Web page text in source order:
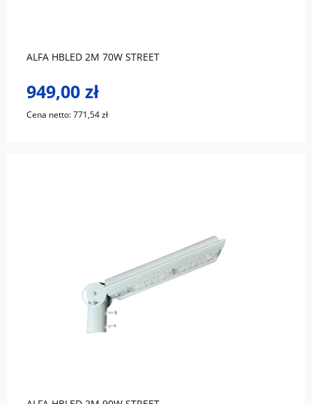
ALFA HBLED 2M 70W STREET
949,00 zł
Cena netto:771,54 zł